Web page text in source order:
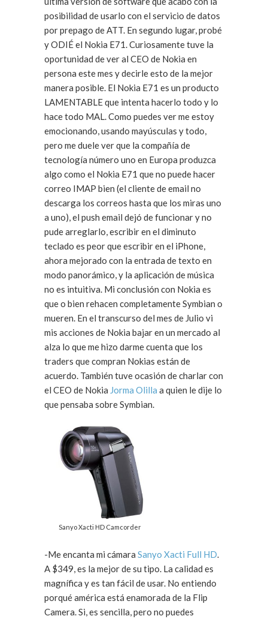
posibilidad de usarlo con el servicio de datos
por prepago de ATT. En segundo lugar, probé
y ODIÉ el Nokia E71. Curiosamente tuve la
oportunidad de ver al CEO de Nokia en
persona este mes y decirle esto de la mejor
manera posible. El Nokia E71 es un producto
LAMENTABLE que intenta hacerlo todo y lo
hace todo MAL. Como puedes ver me estoy
emocionando, usando mayúsculas y todo,
pero me duele ver que la compañía de
tecnología número uno en Europa produzca
algo como el Nokia E71 que no puede hacer
correo IMAP bien (el cliente de email no
descarga los correos hasta que los miras uno
a uno), el push email dejó de funcionar y no
pude arreglarlo, escribir en el diminuto
teclado es peor que escribir en el iPhone,
ahora mejorado con la entrada de texto en
modo panorámico, y la aplicación de música
no es intuitiva. Mi conclusión con Nokia es
que o bien rehacen completamente Symbian o
mueren. En el transcurso del mes de Julio vi
mis acciones de Nokia bajar en un mercado al
alza lo que me hizo darme cuenta que los
traders que compran Nokias están de
acuerdo. También tuve ocasión de charlar con
el CEO de Nokia Jorma Olilla a quien le dije lo
que pensaba sobre Symbian.
Sanyo Xacti HD Camcorder
-Me encanta mi cámara Sanyo Xacti Full HD.
A $349, es la mejor de su tipo. La calidad es
magnífica y es tan fácil de usar. No entiendo
porqué américa está enamorada de la Flip
Camera. Si, es sencilla, pero no puedes